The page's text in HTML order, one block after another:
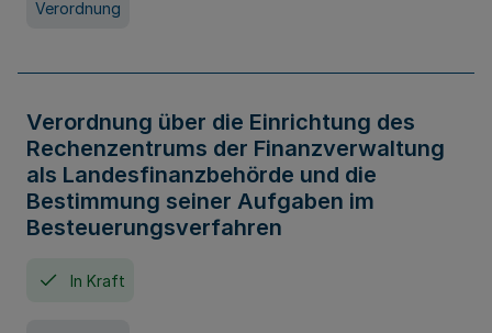
Verordnung
Verordnung über die Einrichtung des
Rechenzentrums der Finanzverwaltung
als Landesfinanzbehörde und die
Bestimmung seiner Aufgaben im
Besteuerungsverfahren
In Kraft